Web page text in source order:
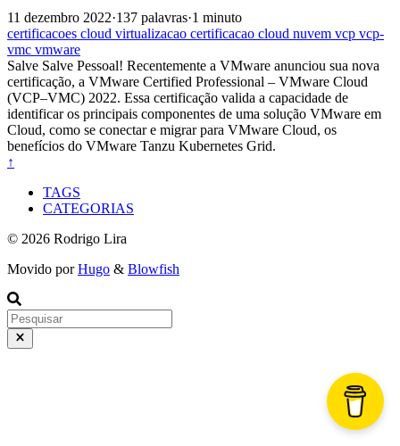
11 dezembro 2022·137 palavras·1 minuto
certificacoes cloud virtualizacao certificacao cloud nuvem vcp vcp-
vmc vmware
Salve Salve Pessoal! Recentemente a VMware anunciou sua nova
certificação, a VMware Certified Professional – VMware Cloud
(VCP–VMC) 2022. Essa certificação valida a capacidade de
identificar os principais componentes de uma solução VMware em
Cloud, como se conectar e migrar para VMware Cloud, os
benefícios do VMware Tanzu Kubernetes Grid.
↑
TAGS
CATEGORIAS
© 2026 Rodrigo Lira
Movido porHugo & Blowfish